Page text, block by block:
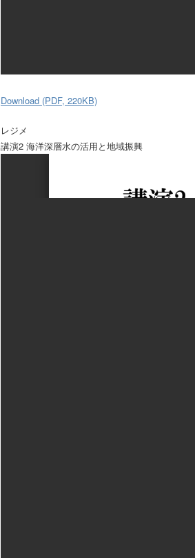
Download (PDF, 220KB)
レジメ
講演2 海洋深層水の活用と地域振興